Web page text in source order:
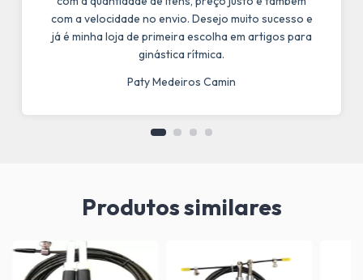
com a velocidade no envio. Desejo muito sucesso e
já é minha loja de primeira escolha em artigos para
ginástica rítmica.
Paty Medeiros Camin
Produtos similares